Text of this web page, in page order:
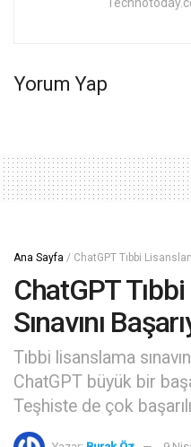
Yorum Yap
Ana Sayfa / ChatGPT Tıbbi
ChatGPT
Sınavını
Tıbbi lisanslama
ChatGPT büyük bir
Teşhiste de çok